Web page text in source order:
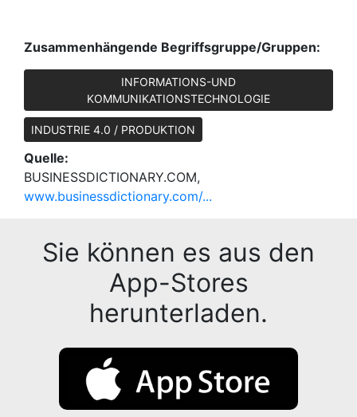
Zusammenhängende Begriffsgruppe/Gruppen:
INFORMATIONS-UND
KOMMUNIKATIONSTECHNOLOGIE
INDUSTRIE 4.0 / PRODUKTION
Quelle:
BUSINESSDICTIONARY.COM,
www.businessdictionary.com/...
Sie können es aus den
App-Stores
herunterladen.